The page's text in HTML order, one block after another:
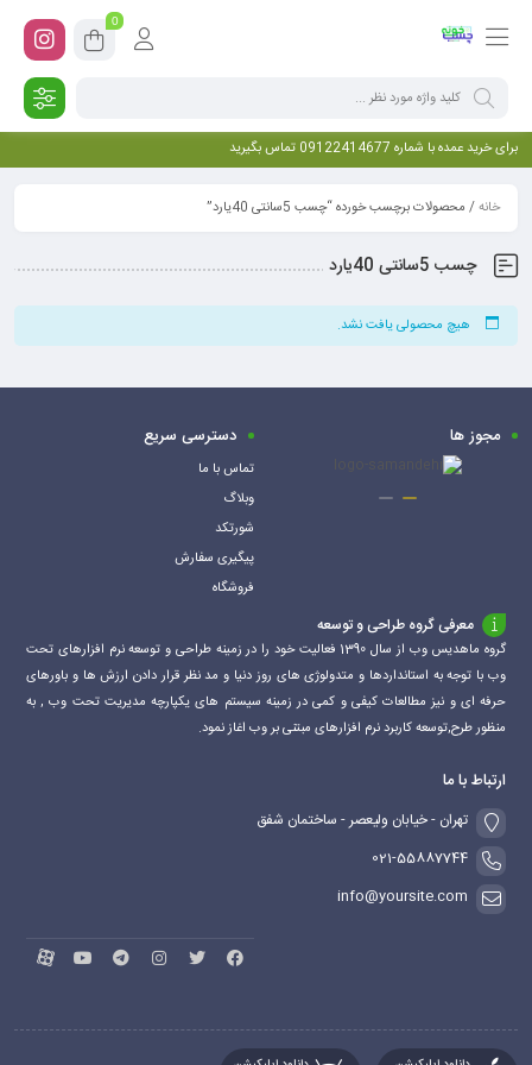
0
برای خرید عمده با شماره 09122414677 تماس بگیرید
خانه/ محصولات برچسب خورده “چسب 5سانتی 40یارد”
چسب 5سانتی 40یارد
هیچ محصولی یافت نشد.
مجوز ها دسترسی سریع
تماس با ما
وبلاگ
شورتکد
پیگیری سفارش
فروشگاه
معرفی گروه طراحی و توسعه
گروه ماهدیس وب از سال 1390 فعالیت خود را در زمینه طراحی و توسعه نرم افزارهای تحت
وب با توجه به استانداردها و متدولوژی های روز دنیا و مد نظر قرار دادن ارزش ها و باورهای
حرفه ای و نیز مطالعات کیفی و کمی در زمینه سیستم های یکپارچه مدیریت تحت وب , به
منظور طرح,توسعه کاربرد نرم افزارهای مبتنی بر وب اغاز نمود.
ارتباط با ما
تهران - خیابان ولیعصر - ساختمان شفق
021-55887744
info@yoursite.com